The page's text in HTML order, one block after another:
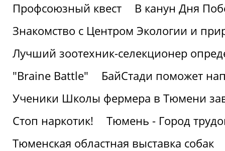
Профсоюзный квест
В канун Дня
Знакомство с Центром Экологии и
Лучший зоотехник-селекционер
"Braine Battle"
БайСтади поможет
Ученики Школы фермера в Тюмени
Стоп наркотик!
Тюмень - Город
Тюменская областная выставка собак